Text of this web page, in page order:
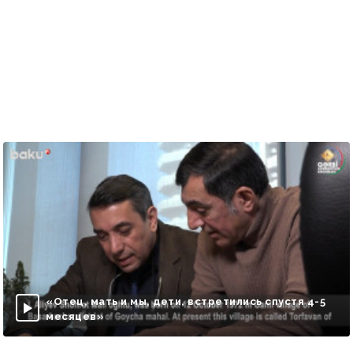
«Отец, мать и мы, дети, встретились спустя 4-5
месяцев»